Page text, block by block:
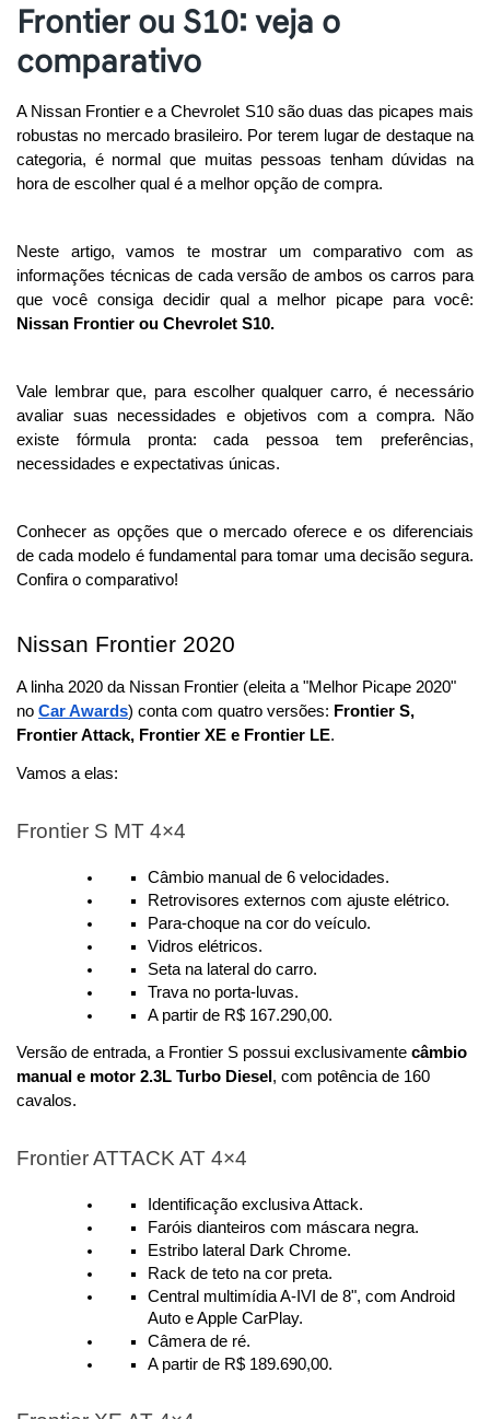
Frontier ou S10: veja o
comparativo
A Nissan Frontier e a Chevrolet S10 são duas das picapes mais
robustas no mercado brasileiro. Por terem lugar de destaque na
categoria, é normal que muitas pessoas tenham dúvidas na
hora de escolher qual é a melhor opção de compra.
Neste artigo, vamos te mostrar um comparativo com as
informações técnicas de cada versão de ambos os carros para
que você consiga decidir qual a melhor picape para você:
Nissan Frontier ou Chevrolet S10.
Vale lembrar que, para escolher qualquer carro, é necessário
avaliar suas necessidades e objetivos com a compra. Não
existe fórmula pronta: cada pessoa tem preferências,
necessidades e expectativas únicas.
Conhecer as opções que o mercado oferece e os diferenciais
de cada modelo é fundamental para tomar uma decisão segura.
Confira o comparativo!
Nissan Frontier 2020
A linha 2020 da Nissan Frontier (eleita a "Melhor Picape 2020"
no Car Awards) conta com quatro versões: Frontier S,
Frontier Attack, Frontier XE e Frontier LE.
Vamos a elas:
Frontier S MT 4×4
Câmbio manual de 6 velocidades.
Retrovisores externos com ajuste elétrico.
Para-choque na cor do veículo.
Vidros elétricos.
Seta na lateral do carro.
Trava no porta-luvas.
A partir de R$ 167.290,00.
Versão de entrada, a Frontier S possui exclusivamente câmbio
manual e motor 2.3L Turbo Diesel , com potência de 160
cavalos.
Frontier ATTACK AT 4×4
Identificação exclusiva Attack.
Faróis dianteiros com máscara negra.
Estribo lateral Dark Chrome.
Rack de teto na cor preta.
Central multimídia A-IVI de 8", com Android
Auto e Apple CarPlay.
Câmera de ré.
A partir de R$ 189.690,00.